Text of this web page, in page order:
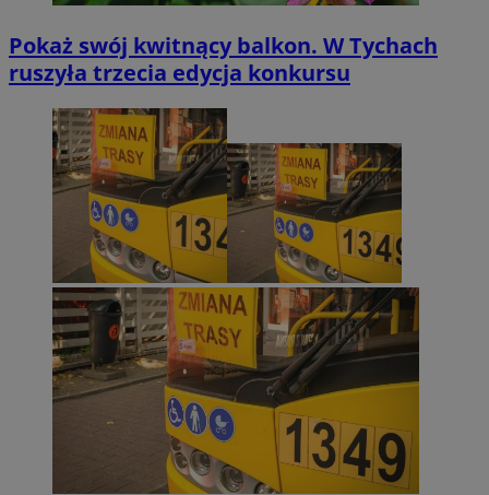
Pokaż swój kwitnący balkon. W Tychach
ruszyła trzecia edycja konkursu